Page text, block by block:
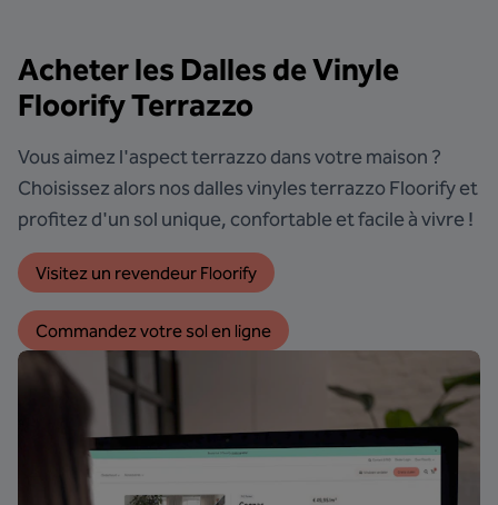
Acheter les Dalles de Vinyle
Floorify Terrazzo
Vous aimez l'aspect terrazzo dans votre maison ?
Choisissez alors nos dalles vinyles terrazzo Floorify et
profitez d'un sol unique, confortable et facile à vivre !
Visitez un revendeur Floorify
Commandez votre sol en ligne